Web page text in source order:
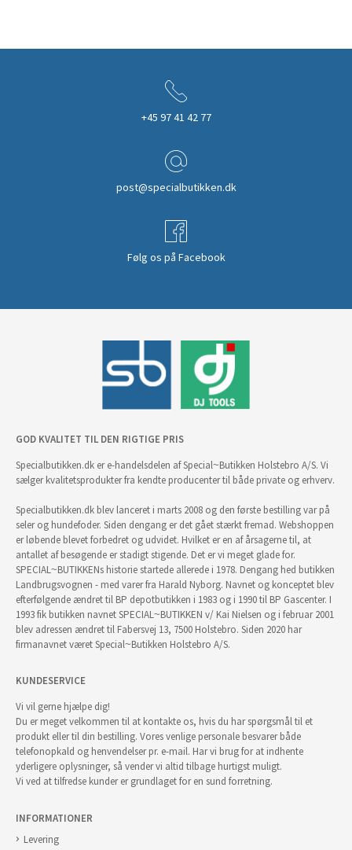
+45 97 41 42 77
post@specialbutikken.dk
Følg os på Facebook
GOD KVALITET TIL DEN RIGTIGE PRIS
Specialbutikken.dk er e-handelsdelen af Special~Butikken Holstebro A/S. Vi
sælger kvalitetsprodukter fra kendte producenter til både private og erhverv.
Specialbutikken.dk blev lanceret i marts 2008 og den første bestilling var på
seler og hundefoder. Siden dengang er det gået stærkt fremad. Webshoppen
er løbende blevet forbedret og udvidet. Hvilket er en af årsagerne til, at
antallet af besøgende er stadigt stigende. Det er vi meget glade for.
SPECIAL~BUTIKKENs historie startede allerede i 1978. Dengang hed butikken
Landbrugsvognen - med varer fra Harald Nyborg. Navnet og konceptet blev
efterfølgende ændret til BP depotbutikken i 1983 og i 1990 til BP Gascenter. I
1993 fik butikken navnet SPECIAL~BUTIKKEN v/ Kai Nielsen og i februar 2001
blev adressen ændret til Fabersvej 13, 7500 Holstebro. Siden 2020 har
firmanavnet været Special~Butikken Holstebro A/S.
KUNDESERVICE
Vi vil gerne hjælpe dig!
Du er meget velkommen til at kontakte os, hvis du har spørgsmål til et
produkt eller til din bestilling. Vores venlige personale besvarer både
telefonopkald og henvendelser pr. e-mail. Har vi brug for at indhente
yderligere oplysninger, så vender vi altid tilbage hurtigst muligt.
Vi ved at tilfredse kunder er grundlaget for en sund forretning.
INFORMATIONER
Levering